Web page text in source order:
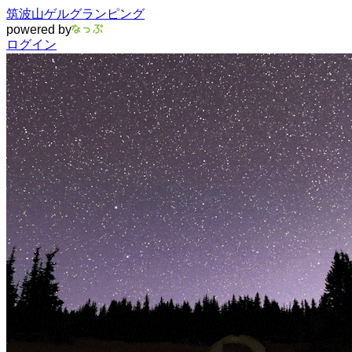
筑波山ゲルグランピング
powered by
ログイン